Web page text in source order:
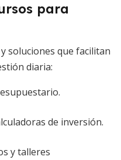
para
soluciones que facilitan
diaria:
de inversión.
y talleres